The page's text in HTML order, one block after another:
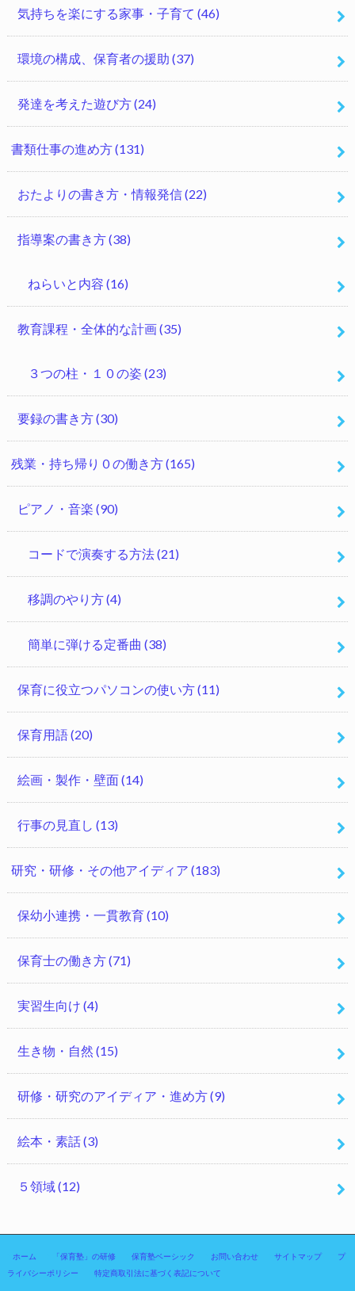
気持ちを楽にする家事・子育て (46)
環境の構成、保育者の援助 (37)
発達を考えた遊び方(24)
書類仕事の進め方(131)
おたよりの書き方・情報発信(22)
指導案の書き方(38)
ねらいと内容 (16)
教育課程・全体的な計画(35)
３つの柱・１０の姿(23)
要録の書き方(30)
残業・持ち帰り０の働き方(165)
ピアノ・音楽 (90)
コードで演奏する方法(21)
移調のやり方(4)
簡単に弾ける定番曲 (38)
保育に役立つパソコンの使い方(11)
保育用語(20)
絵画・製作・壁面(14)
行事の見直し (13)
研究・研修・その他アイディア (183)
保幼小連携・一貫教育(10)
保育士の働き方(71)
実習生向け (4)
生き物・自然 (15)
研修・研究のアイディア・進め方(9)
絵本・素話(3)
５領域(12)
ホーム 「保育塾」の研修 保育塾ベーシック お問い合わせ サイトマップ
プ
ライバシーポリシー
特定商取引法に基づく表記について